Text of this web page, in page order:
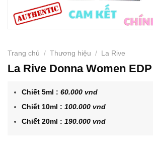
Trang chủ / Thương hiệu / La Rive
La Rive Donna Women EDP
Chiết 5ml :60.000 vnd
Chiết 10ml :100.000 vnd
Chiết 20ml :190.000 vnd